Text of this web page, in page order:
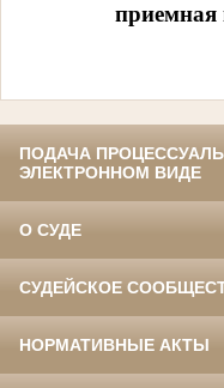
приемная
ПОДАЧА
ЭЛЕКТРОННОМ ВИДЕ
О СУДЕ
СУДЕЙСКОЕ
НОРМАТИВНЫЕ АКТЫ